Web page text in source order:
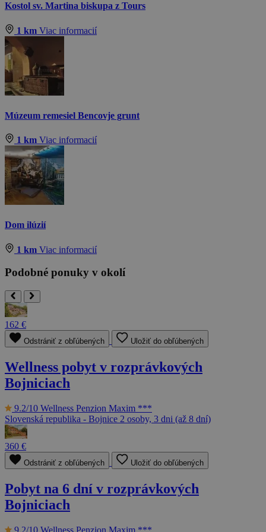
Kostol sv. Martina biskupa z Tours
1 km Viac informacií
Múzeum remesiel Bencovje grunt
1 km Viac informacií
Dom ilúzií
1 km Viac informacií
Podobné ponuky v okolí
162 €
Odstrániť z obľúbených Uložiť do obľúbených
Wellness pobyt v rozprávkových
Bojniciach
9.2/10 Wellness Penzion Maxim ***
Slovenská republika - Bojnice 2 osoby, 3 dni (až 8 dní)
360 €
Odstrániť z obľúbených Uložiť do obľúbených
Pobyt na 6 dní v rozprávkových
Bojniciach
9.2/10 Wellness Penzion Maxim ***